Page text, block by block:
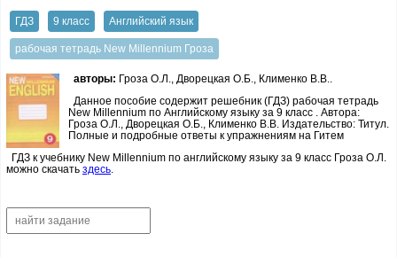
ГДЗ 9 класс Английский язык
рабочая тетрадь New Millennium Гроза
авторы: Гроза О.Л., Дворецкая О.Б., Клименко В.В..
Данное пособие содержит решебник (ГДЗ) рабочая тетрадь
New Millennium по Английскому языку за 9 класс . Автора:
Гроза О.Л., Дворецкая О.Б., Клименко В.В. Издательство: Титул.
Полные и подробные ответы к упражнениям на Гитем
ГДЗ к учебнику New Millennium по английскому языку за 9 класс Гроза О.Л.
можно скачать здесь